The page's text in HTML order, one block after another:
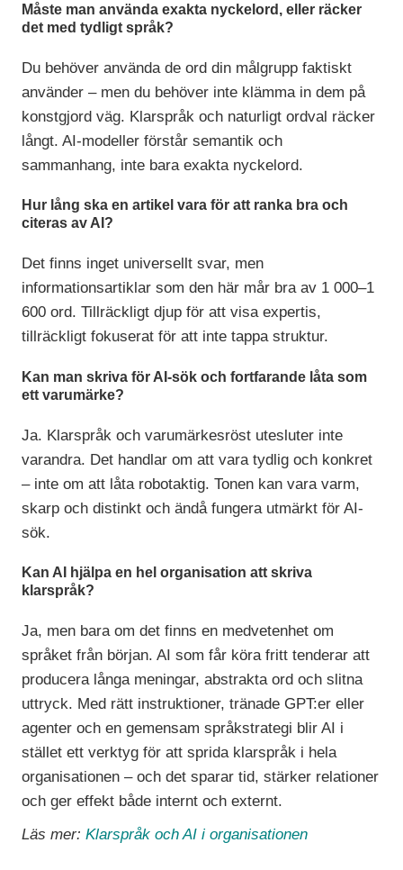
Måste man använda exakta nyckelord, eller räcker
det med tydligt språk?
Du behöver använda de ord din målgrupp faktiskt
använder – men du behöver inte klämma in dem på
konstgjord väg. Klarspråk och naturligt ordval räcker
långt. AI-modeller förstår semantik och
sammanhang, inte bara exakta nyckelord.
Hur lång ska en artikel vara för att ranka bra och
citeras av AI?
Det finns inget universellt svar, men
informationsartiklar som den här mår bra av 1 000–1
600 ord. Tillräckligt djup för att visa expertis,
tillräckligt fokuserat för att inte tappa struktur.
Kan man skriva för AI-sök och fortfarande låta som
ett varumärke?
Ja. Klarspråk och varumärkesröst utesluter inte
varandra. Det handlar om att vara tydlig och konkret
– inte om att låta robotaktig. Tonen kan vara varm,
skarp och distinkt och ändå fungera utmärkt för AI-
sök.
Kan AI hjälpa en hel organisation att skriva
klarspråk?
Ja, men bara om det finns en medvetenhet om
språket från början. AI som får köra fritt tenderar att
producera långa meningar, abstrakta ord och slitna
uttryck. Med rätt instruktioner, tränade GPT:er eller
agenter och en gemensam språkstrategi blir AI i
stället ett verktyg för att sprida klarspråk i hela
organisationen – och det sparar tid, stärker relationer
och ger effekt både internt och externt.
Läs mer:Klarspråk och AI i organisationen